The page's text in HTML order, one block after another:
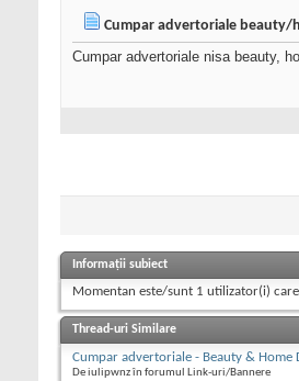
Cumpar advertoriale
Cumpar advertoriale nisa beauty,
Informații subiect
Momentan este/sunt 1 utilizator(i)
Thread-uri Similare
Cumpar advertoriale - Beauty & Home
De iulipwnz în forumul Link-uri/Bannere